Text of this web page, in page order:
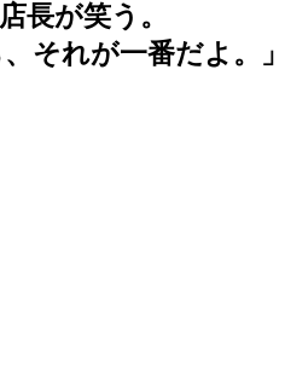
長が笑う。
それが一番だよ。」